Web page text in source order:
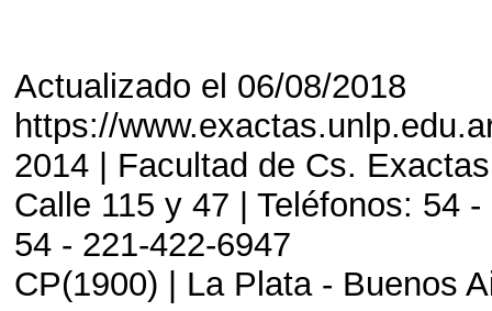
Actualizado el 06/08/2018
https://
2014 | Facultad de Cs.
Calle 115 y 47 | Teléfonos: 54
54 - 221-422-6947
CP(1900) | La Plata - Buenos